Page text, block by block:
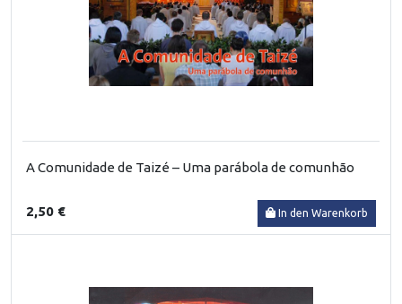
A Comunidade de Taizé – Uma parábola de comunhão
2,50 € In den Warenkorb